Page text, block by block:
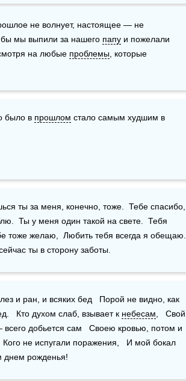
не волнует, настоящее — не
бы мы выпили за нашего папу и пожелали
на любые проблемы , которые
было в прошлом стало самым худшим в
Ты у меня один такой на свете.  Тебя
тоже желаю,  Любить тебя всегда я обещаю.
ты в сторону заботы.
и ран, и всяких бед   Порой не видно, как
Кто духом слаб, взывает к небесам ,   Свой
добьется сам   Своею кровью, потом и
не испугали поражения,   И мой бокал
днем рожденья!